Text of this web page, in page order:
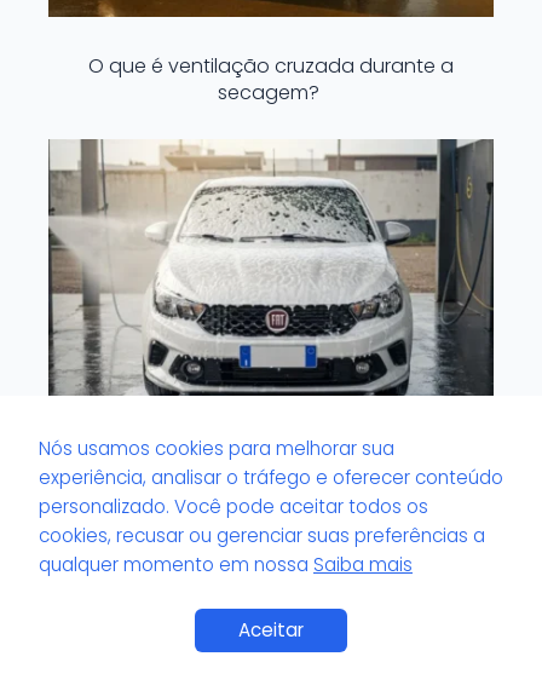
O que é ventilação cruzada durante a
secagem?
O que é veículo com tinta sensível?
Nós usamos cookies para melhorar sua
experiência, analisar o tráfego e oferecer conteúdo
personalizado. Você pode aceitar todos os
cookies, recusar ou gerenciar suas preferências a
qualquer momento em nossa Saiba mais
Aceitar